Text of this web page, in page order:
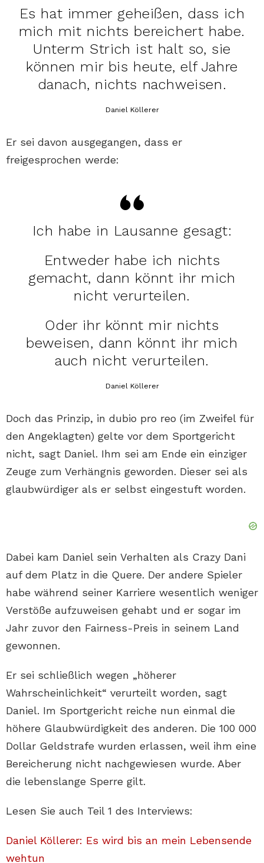
Es hat immer geheißen, dass ich
mich mit nichts bereichert habe.
Unterm Strich ist halt so, sie
können mir bis heute, elf Jahre
danach, nichts nachweisen.
Daniel Köllerer
Er sei davon ausgegangen, dass er
freigesprochen werde:
Ich habe in Lausanne gesagt:
Entweder habe ich nichts
gemacht, dann könnt ihr mich
nicht verurteilen.
Oder ihr könnt mir nichts
beweisen, dann könnt ihr mich
auch nicht verurteilen.
Daniel Köllerer
Doch das Prinzip, in dubio pro reo (im Zweifel für
den Angeklagten) gelte vor dem Sportgericht
nicht, sagt Daniel. Ihm sei am Ende ein einziger
Zeuge zum Verhängnis geworden. Dieser sei als
glaubwürdiger als er selbst eingestuft worden.
Dabei kam Daniel sein Verhalten als Crazy Dani
auf dem Platz in die Quere. Der andere Spieler
habe während seiner Karriere wesentlich weniger
Verstöße aufzuweisen gehabt und er sogar im
Jahr zuvor den Fairness-Preis in seinem Land
gewonnen.
Er sei schließlich wegen „höherer
Wahrscheinlichkeit“ verurteilt worden, sagt
Daniel. Im Sportgericht reiche nun einmal die
höhere Glaubwürdigkeit des anderen. Die 100 000
Dollar Geldstrafe wurden erlassen, weil ihm eine
Bereicherung nicht nachgewiesen wurde. Aber
die lebenslange Sperre gilt.
Lesen Sie auch Teil 1 des Interviews:
Daniel Köllerer: Es wird bis an mein Lebensende
wehtun